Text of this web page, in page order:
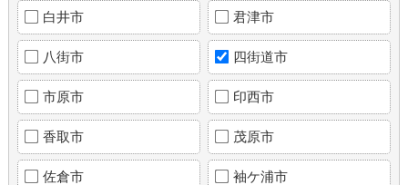
白井市 君津市
八街市 四街道市
市原市 印西市
香取市 茂原市
佐倉市 袖ケ浦市